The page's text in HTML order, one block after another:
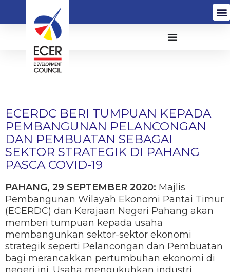
ECERDC BERI TUMPUAN KEPADA
PEMBANGUNAN PELANCONGAN
DAN PEMBUATAN SEBAGAI
SEKTOR STRATEGIK DI PAHANG
PASCA COVID-19
PAHANG, 29 SEPTEMBER 2020: Majlis
Pembangunan Wilayah Ekonomi Pantai Timur
(ECERDC) dan Kerajaan Negeri Pahang akan
memberi tumpuan kepada usaha
membangunkan sektor-sektor ekonomi
strategik seperti Pelancongan dan Pembuatan
bagi merancakkan pertumbuhan ekonomi di